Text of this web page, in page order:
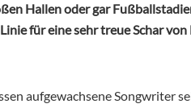
Hallen oder gar
für eine sehr treue Schar
aufgewachsene Songwriter